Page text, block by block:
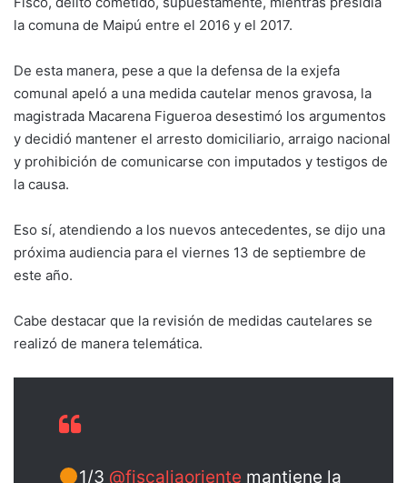
la comuna de Maipú entre el 2016 y el 2017.
De esta manera, pese a que la defensa de la exjefa
comunal apeló a una medida cautelar menos gravosa, la
magistrada Macarena Figueroa desestimó los argumentos
y decidió mantener el arresto domiciliario, arraigo nacional
y prohibición de comunicarse con imputados y testigos de
la causa.
Eso sí, atendiendo a los nuevos antecedentes, se dijo una
próxima audiencia para el viernes 13 de septiembre de
este año.
Cabe destacar que la revisión de medidas cautelares se
realizó de manera telemática.
1/3 @fiscaliaoriente mantiene la